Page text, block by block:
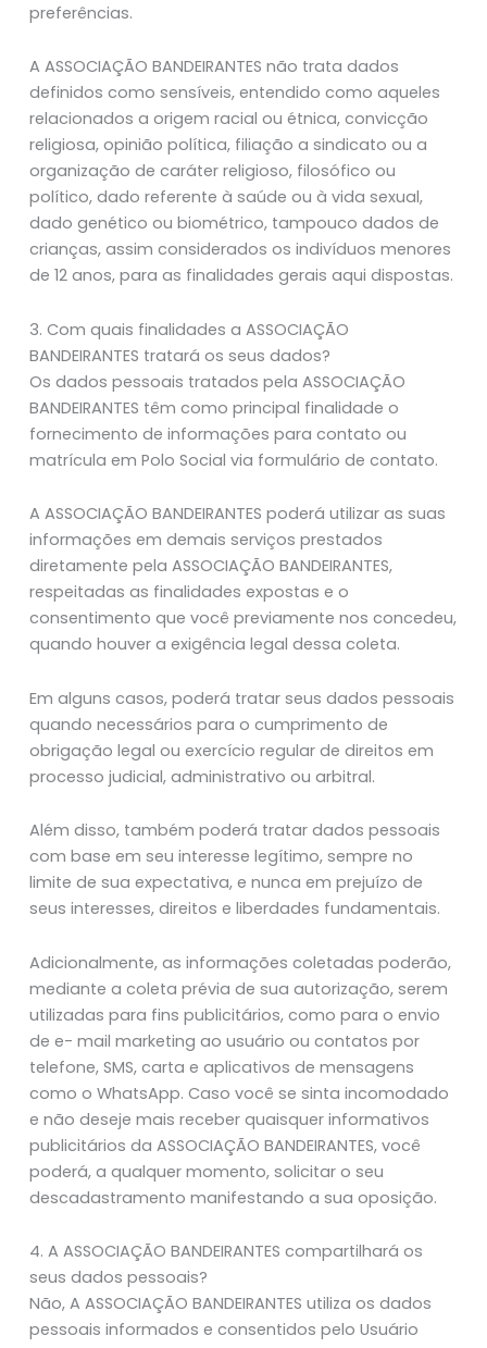
preferências.
A ASSOCIAÇÃO BANDEIRANTES não trata dados
definidos como sensíveis, entendido como aqueles
relacionados a origem racial ou étnica, convicção
religiosa, opinião política, filiação a sindicato ou a
organização de caráter religioso, filosófico ou
político, dado referente à saúde ou à vida sexual,
dado genético ou biométrico, tampouco dados de
crianças, assim considerados os indivíduos menores
de 12 anos, para as finalidades gerais aqui dispostas.
3. Com quais finalidades a ASSOCIAÇÃO
BANDEIRANTES tratará os seus dados?
Os dados pessoais tratados pela ASSOCIAÇÃO
BANDEIRANTES têm como principal finalidade o
fornecimento de informações para contato ou
matrícula em Polo Social via formulário de contato.
A ASSOCIAÇÃO BANDEIRANTES poderá utilizar as suas
informações em demais serviços prestados
diretamente pela ASSOCIAÇÃO BANDEIRANTES,
respeitadas as finalidades expostas e o
consentimento que você previamente nos concedeu,
quando houver a exigência legal dessa coleta.
Em alguns casos, poderá tratar seus dados pessoais
quando necessários para o cumprimento de
obrigação legal ou exercício regular de direitos em
processo judicial, administrativo ou arbitral.
Além disso, também poderá tratar dados pessoais
com base em seu interesse legítimo, sempre no
limite de sua expectativa, e nunca em prejuízo de
seus interesses, direitos e liberdades fundamentais.
Adicionalmente, as informações coletadas poderão,
mediante a coleta prévia de sua autorização, serem
utilizadas para fins publicitários, como para o envio
de e- mail marketing ao usuário ou contatos por
telefone, SMS, carta e aplicativos de mensagens
como o WhatsApp. Caso você se sinta incomodado
e não deseje mais receber quaisquer informativos
publicitários da ASSOCIAÇÃO BANDEIRANTES, você
poderá, a qualquer momento, solicitar o seu
descadastramento manifestando a sua oposição.
4. A ASSOCIAÇÃO BANDEIRANTES compartilhará os
seus dados pessoais?
Não, A ASSOCIAÇÃO BANDEIRANTES utiliza os dados
pessoais informados e consentidos pelo Usuário